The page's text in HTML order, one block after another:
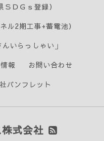
ＤＧｓ登録）
2期工事+蓄電池）
いらっしゃい」
報
お問い合わせ
パンフレット
式会社